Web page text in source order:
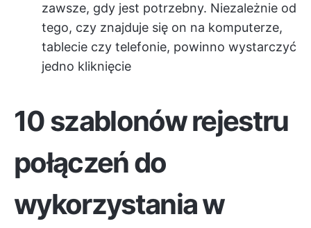
zawsze, gdy jest potrzebny. Niezależnie od
tego, czy znajduje się on na komputerze,
tablecie czy telefonie, powinno wystarczyć
jedno kliknięcie
10 szablonów rejestru
połączeń do
wykorzystania w